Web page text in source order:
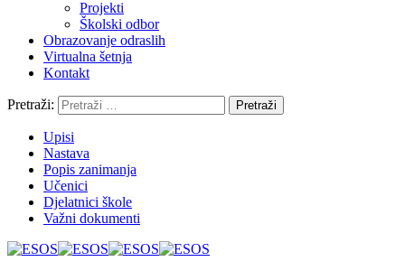
Projekti
Školski odbor
Obrazovanje odraslih
Virtualna šetnja
Kontakt
Pretraži:
Upisi
Nastava
Popis zanimanja
Učenici
Djelatnici škole
Važni dokumenti